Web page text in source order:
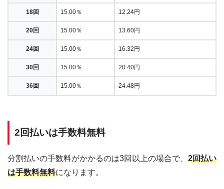
18回 15.00％ 12.24円
20回 15.00％ 13.60円
24回 15.00％ 16.32円
30回 15.00％ 20.40円
36回 15.00％ 24.48円
2回払いは手数料無料
分割払いの手数料がかかるのは3回以上の場合で、 2回払い
は手数料無料になります。